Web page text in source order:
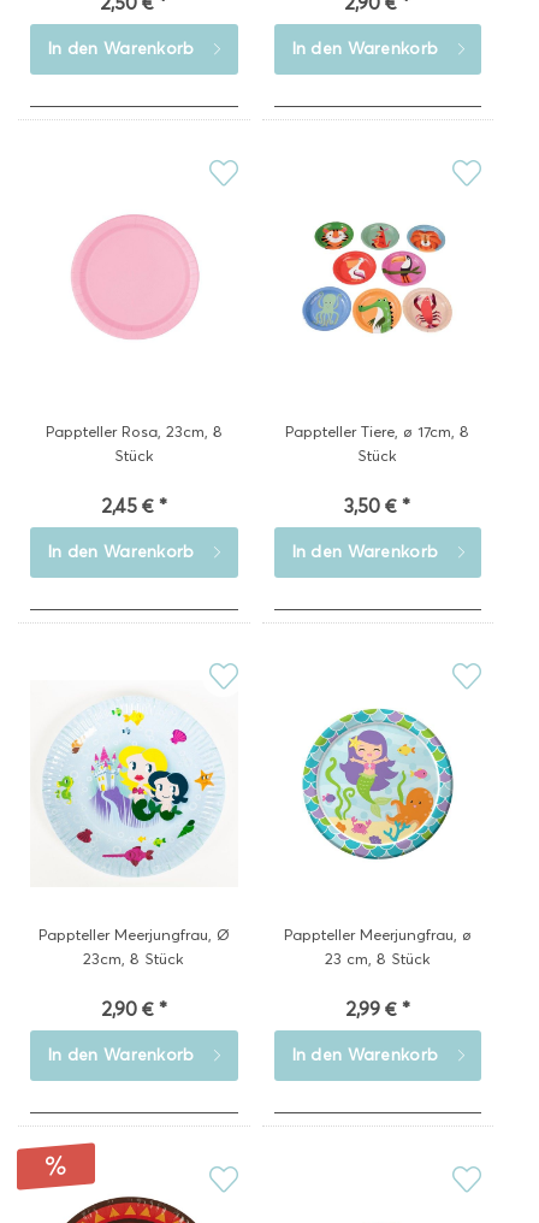
In den Warenkorb In den Warenkorb
Pappteller Rosa, 23cm, 8
Stück
2,45 € *
In den Warenkorb
Pappteller Tiere, ø 17cm, 8
Stück
3,50 € *
In den Warenkorb
Pappteller Meerjungfrau, Ø
23cm, 8 Stück
2,90 € *
In den Warenkorb
Pappteller Meerjungfrau, ø
23 cm, 8 Stück
2,99 € *
In den Warenkorb